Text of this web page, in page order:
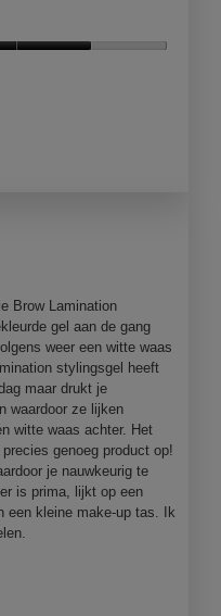
Brow Lamination
gel aan de gang
weer een witte waas
stylingsgel heeft
maar drukt je
waardoor ze lijken
witte waas achter. Het
genoeg product op!
je nauwkeurig te
is prima, lijkt op een
een kleine make-up tas. Ik